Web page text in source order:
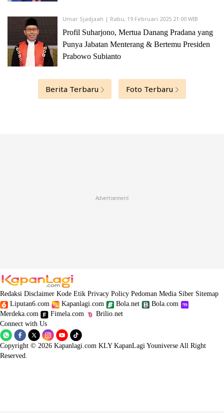
Umar Sjadjaah | Rabu, 19 Februari 2025 21:00 WIB
Profil Suharjono, Mertua Danang Pradana yang
Punya Jabatan Menterang & Bertemu Presiden
Prabowo Subianto
Berita Terbaru Foto Terbaru
Advertisement
Redaksi Disclaimer Kode Etik Privacy Policy Pedoman Media Siber Sitemap
Liputan6.com
Kapanlagi.com Bola.net
Bola.com
Merdeka.com
Fimela.com
Brilio.net
Connect with Us
Copyright © 2026 Kapanlagi.com KLY KapanLagi Youniverse All Right
Reserved.